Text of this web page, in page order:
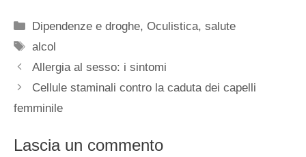
Categorie
Dipendenze e droghe,Oculistica,salute
Tag
alcol
Allergia al sesso: i sintomi
Cellule staminali contro la caduta dei capelli
femminile
Lascia un commento